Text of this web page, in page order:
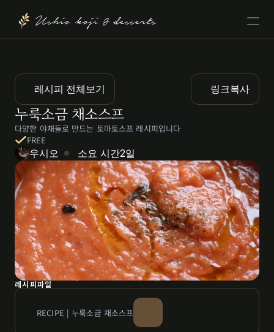
Ushio koji & desserts
레시피 전체보기 링크복사
누룩소금 채소스프
다양한 야채들로 만드는 토마토스프 레시피입니다
FREE
우시오 소요 시간2일
레시피파일
RECIPE | 누룩소금 채소스프